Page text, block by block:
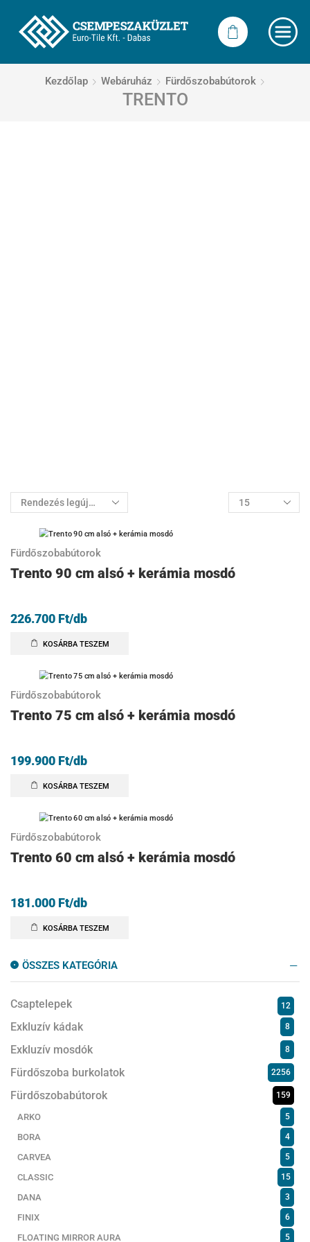
Kezdőlap Webáruház Fürdőszobabútorok
TRENTO
ÖSSZES KATEGÓRIA
Csaptelepek 12
Exkluzív kádak 8
Exkluzív mosdók 8
Fürdőszoba burkolatok 2256
Fürdőszobabútorok 159
ARKO 5
BORA 4
CARVEA 5
CLASSIC 15
DANA 3
FINIX 6
FLOATING MIRROR AURA 5
Fürdőszobabútorok
Trento 90 cm alsó + kerámia mosdó
226.700 Ft/db
KOSÁRBA TESZEM
Fürdőszobabútorok
Trento 75 cm alsó + kerámia mosdó
199.900 Ft/db
KOSÁRBA TESZEM
Fürdőszobabútorok
Trento 60 cm alsó + kerámia mosdó
181.000 Ft/db
KOSÁRBA TESZEM